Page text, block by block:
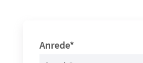
Anrede*